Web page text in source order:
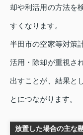
却や利活用の方法を
すくなります。
半田市の空家等対策
活用・除却が重視さ
出すことが、結果と
とにつながります。
放置した場合の主な